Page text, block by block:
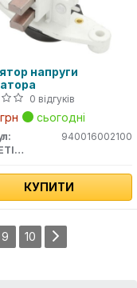
напруги
0 відгуків
грн сьогодні
940016002100
MAGNETI MARELLI
КУПИТИ
9 10